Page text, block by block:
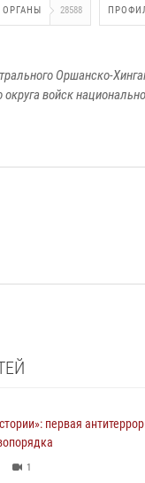
28588
Оршанско-
войск
первая
1